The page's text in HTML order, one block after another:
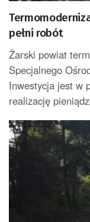
pełni robót
Żarski powiat
Specjalnego
Inwestycja jest w
realizację